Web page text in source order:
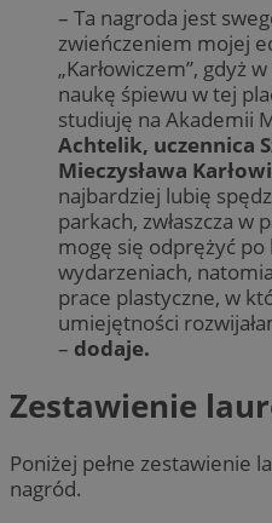
– Ta nagroda jest
zwieńczeniem mojej
„Karłowiczem”, gdyż
naukę śpiewu w tej
studiuję na Akademii
Achtelik, uczennica
Mieczysława
najbardziej lubię
parkach, zwłaszcza w
mogę się odprężyć
wydarzeniach,
prace plastyczne, w
umiejętności
– dodaje.
Zestawienie
Poniżej pełne zestawienie
nagród.